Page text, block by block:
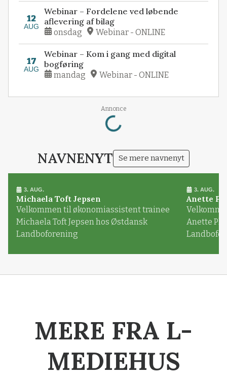
12
AUG
Webinar – Fordelene ved løbende
aflevering af bilag
onsdag Webinar - ONLINE
17
AUG
Webinar – Kom i gang med digital
bogføring
mandag Webinar - ONLINE
Annonce
Loading...
NAVNENYT Se mere navnenyt
3. AUG.
Michaela Toft Jepsen
Velkommen til økonomiassistent trainee
Michaela Toft Jepsen hos Østdansk
Landboforening
3. AUG.
Anette
Anette
MERE FRA L-
MEDIEHUS